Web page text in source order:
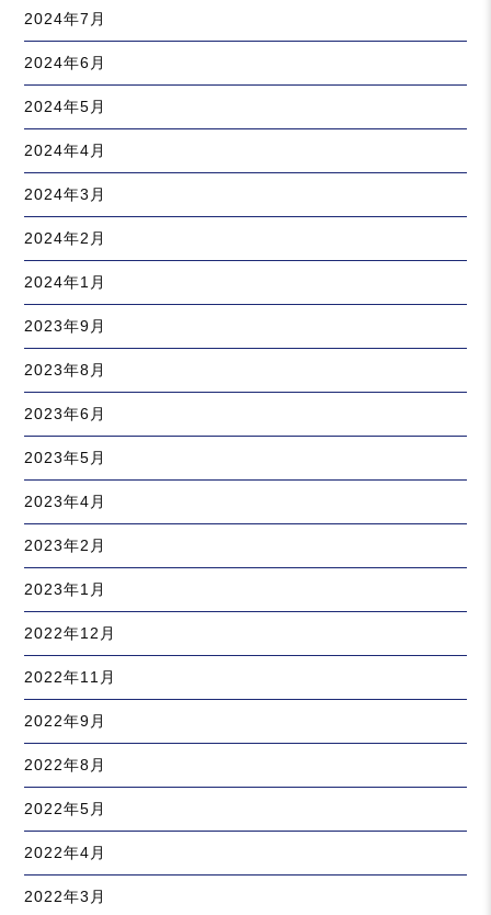
2024年7月
2024年6月
2024年5月
2024年4月
2024年3月
2024年2月
2024年1月
2023年9月
2023年8月
2023年6月
2023年5月
2023年4月
2023年2月
2023年1月
2022年12月
2022年11月
2022年9月
2022年8月
2022年5月
2022年4月
2022年3月